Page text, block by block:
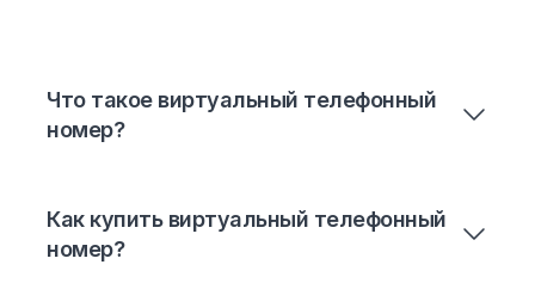
Что такое виртуальный телефонный
номер?
Как купить виртуальный телефонный
номер?